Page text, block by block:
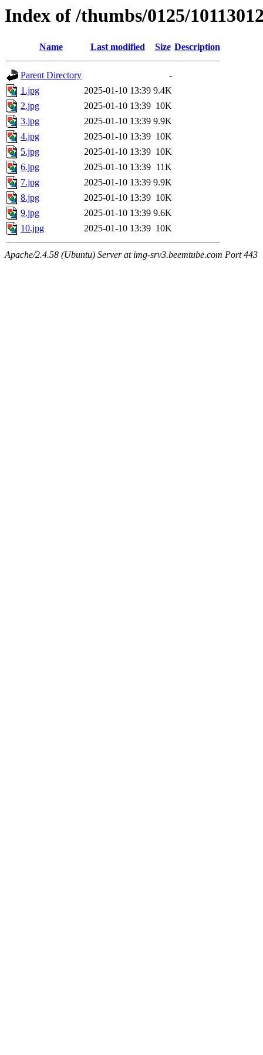
Index of /thumbs/0125/
Name Last modified Size Description
Parent Directory
-
1.jpg
2025-01-10 13:39 9.4K
2.jpg
2025-01-10 13:39 10K
3.jpg
2025-01-10 13:39 9.9K
4.jpg
2025-01-10 13:39 10K
5.jpg
2025-01-10 13:39 10K
6.jpg
2025-01-10 13:39 11K
7.jpg
2025-01-10 13:39 9.9K
8.jpg
2025-01-10 13:39 10K
9.jpg
2025-01-10 13:39 9.6K
10.jpg
2025-01-10 13:39 10K
Apache/2.4.58 (Ubuntu) Server at img-srv3.beemtube.com Port 443